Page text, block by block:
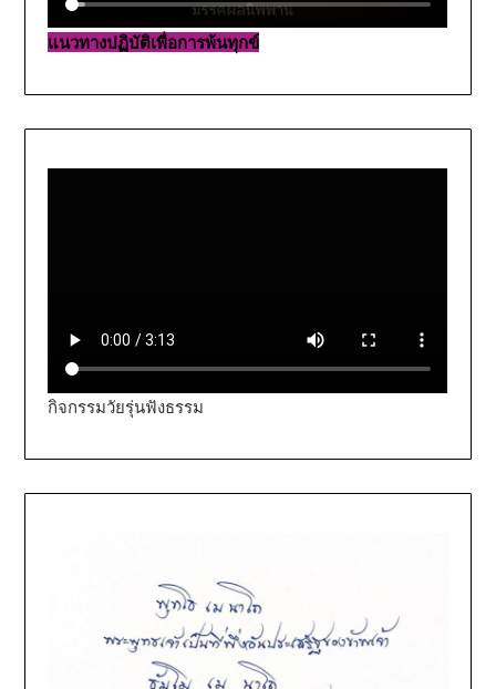
แนวทางปฏิบัติเพื่อการพ้นทุกข์
กิจกรรมวัยรุ่นฟังธรรม